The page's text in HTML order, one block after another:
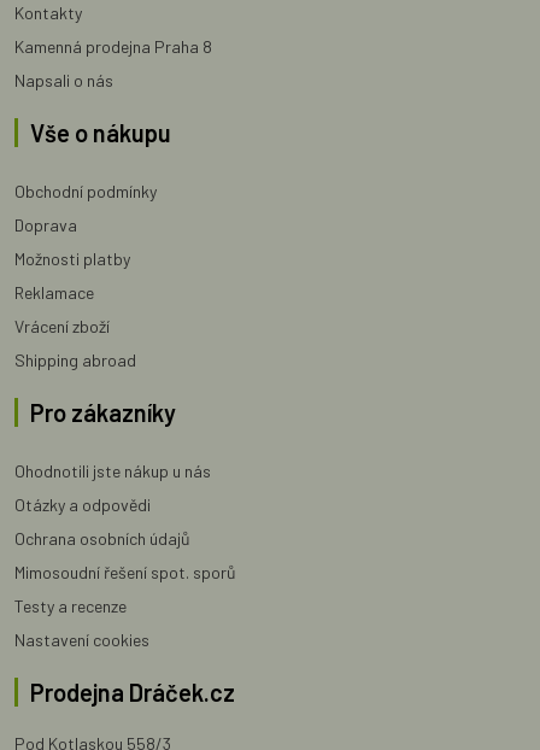
Kontakty
Kamenná prodejna Praha 8
Napsali o nás
Vše o nákupu
Obchodní podmínky
Doprava
Možnosti platby
Reklamace
Vrácení zboží
Shipping abroad
Pro zákazníky
Ohodnotili jste nákup u nás
Otázky a odpovědi
Ochrana osobních údajů
Mimosoudní řešení spot. sporů
Testy a recenze
Nastavení cookies
Prodejna Dráček.cz
Pod Kotlaskou 558/3